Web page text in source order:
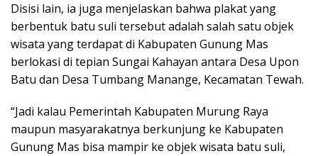
Disisi lain, ia juga menjelaskan bahwa plakat yang
berbentuk batu suli tersebut adalah salah satu objek
wisata yang terdapat di Kabupaten Gunung Mas
berlokasi di tepian Sungai Kahayan antara Desa Upon
Batu dan Desa Tumbang Manange, Kecamatan Tewah.
“Jadi kalau Pemerintah Kabupaten Murung Raya
maupun masyarakatnya berkunjung ke Kabupaten
Gunung Mas bisa mampir ke objek wisata batu suli,